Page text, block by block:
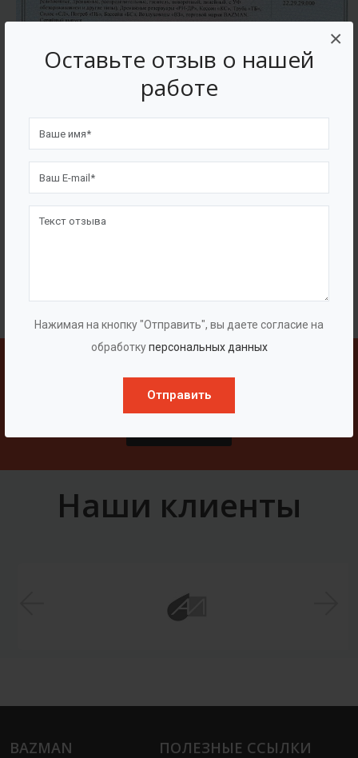
Оставьте отзыв о нашей
работе
Нажимая на кнопку "Отправить", вы даете согласие на
обработкуперсональных данных
Отправить
×
Свяжитесь с нами
Наши клиенты
BAZMAN ПОЛЕЗНЫЕ ССЫЛКИ